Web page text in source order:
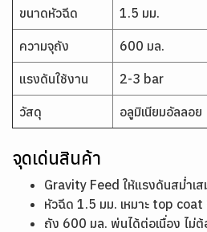
ขนาดหัวฉีด 1.5 มม.
ความจุถัง 600 มล.
แรงดันใช้งาน 2-3 bar
วัสดุ อลูมิเนียมอัลลอย
จุดเด่นสินค้า
Gravity Feed ให้แรงดันสม่ำเส
หัวฉีด 1.5 มม. เหมาะ top coat
ถัง 600 มล. พ่นได้ต่อเนื่อง ไม่ต้